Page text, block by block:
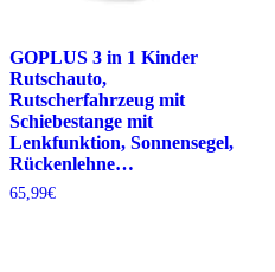
GOPLUS 3 in 1 Kinder
Rutschauto,
Rutscherfahrzeug mit
Schiebestange mit
Lenkfunktion, Sonnensegel,
Rückenlehne…
65,99€